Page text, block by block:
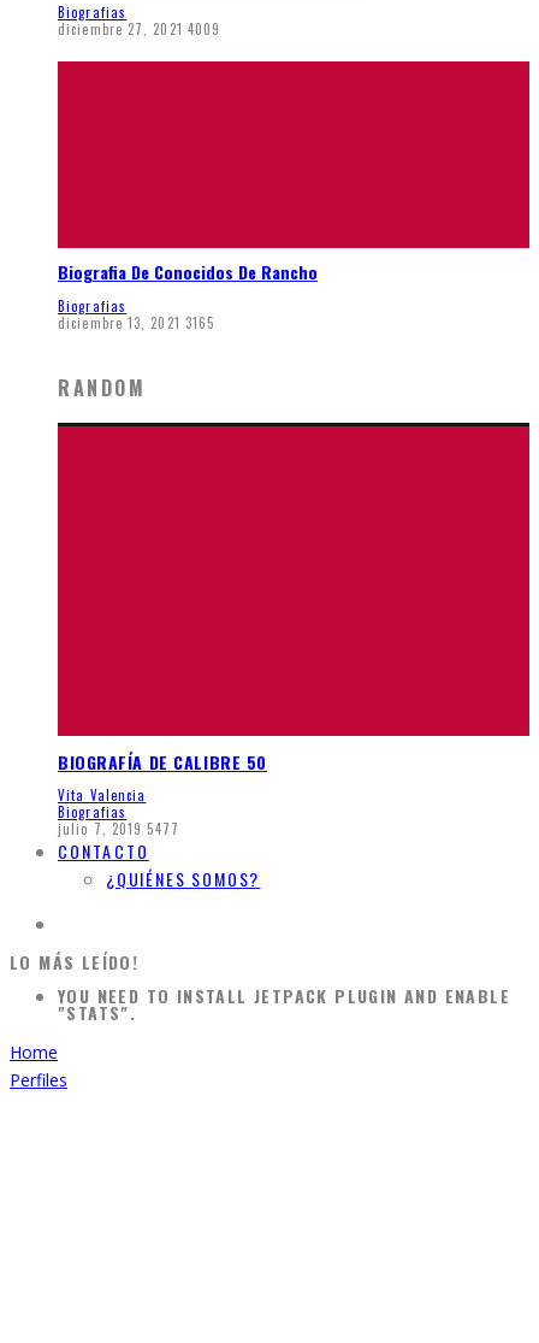
Biografias
diciembre 27, 2021 4009
Biografia De Conocidos De Rancho
Biografias
diciembre 13, 2021 3165
RANDOM
BIOGRAFÍA DE CALIBRE 50
Vita Valencia
Biografias
julio 7, 2019 5477
CONTACTO
¿QUIÉNES SOMOS?
LO MÁS LEÍDO!
YOU NEED TO INSTALL JETPACK PLUGIN AND ENABLE
"STATS".
Home
Perfiles